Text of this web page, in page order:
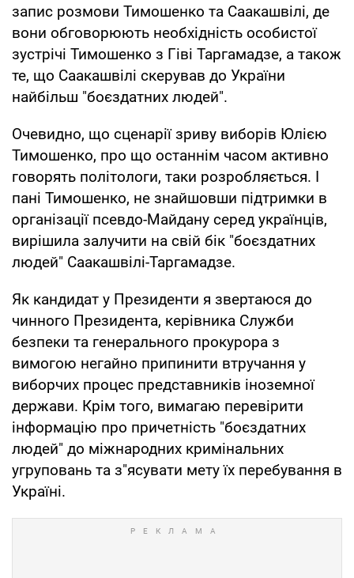
запис розмови Тимошенко та Саакашвілі, де
вони обговорюють необхідність особистої
зустрічі Тимошенко з Гіві Таргамадзе, а також
те, що Саакашвілі скерував до України
найбільш "боєздатних людей".
Очевидно, що сценарії зриву виборів Юлією
Тимошенко, про що останнім часом активно
говорять політологи, таки розробляється. І
пані Тимошенко, не знайшовши підтримки в
організації псевдо-Майдану серед українців,
вирішила залучити на свій бік "боєздатних
людей" Саакашвілі-Таргамадзе.
Як кандидат у Президенти я звертаюся до
чинного Президента, керівника Служби
безпеки та генерального прокурора з
вимогою негайно припинити втручання у
виборчих процес представників іноземної
держави. Крім того, вимагаю перевірити
інформацію про причетність "боєздатних
людей" до міжнародних кримінальних
угруповань та з"ясувати мету їх перебування в
Україні.